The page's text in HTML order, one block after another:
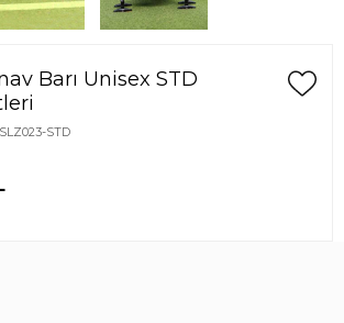
Barı Unisex STD
STD